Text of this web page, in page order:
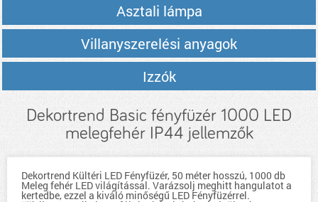
Asztali lámpa
Villanyszerelési anyagok
Izzók
Dekortrend Basic fényfüzér 1000 LED
melegfehér IP44 jellemzők
Dekortrend Kültéri LED Fényfüzér, 50 méter hosszú, 1000 db
Meleg fehér LED világítással. Varázsolj meghitt hangulatot a
kertedbe, ezzel a kiváló minőségű LED Fényfüzérrel.